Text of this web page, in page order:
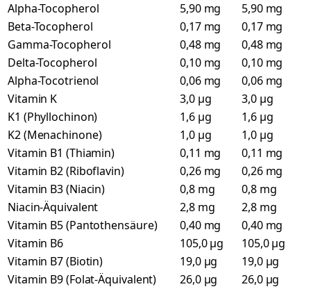
Alpha-Tocopherol
5,90 mg
5,90 mg
Beta-Tocopherol
0,17 mg
0,17 mg
Gamma-Tocopherol
0,48 mg
0,48 mg
Delta-Tocopherol
0,10 mg
0,10 mg
Alpha-Tocotrienol
0,06 mg
0,06 mg
Vitamin K
3,0 µg
3,0 µg
K1 (Phyllochinon)
1,6 µg
1,6 µg
K2 (Menachinone)
1,0 µg
1,0 µg
Vitamin B1 (Thiamin)
0,11 mg
0,11 mg
Vitamin B2 (Riboflavin)
0,26 mg
0,26 mg
Vitamin B3 (Niacin)
0,8 mg
0,8 mg
Niacin-Äquivalent
2,8 mg
2,8 mg
Vitamin B5 (Pantothensäure)
0,40 mg
0,40 mg
Vitamin B6
105,0 µg
105,0 µg
Vitamin B7 (Biotin)
19,0 µg
19,0 µg
Vitamin B9 (Folat-Äquivalent)
26,0 µg
26,0 µg